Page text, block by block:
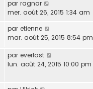
par ragnar
mer. août 26, 2015 1:34 am
par etienne
mar. août 25, 2015 8:54 pm
par everlast
lun. août 24, 2015 10:00 pm